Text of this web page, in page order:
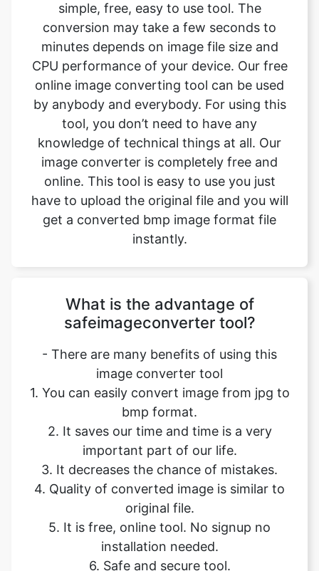
CPU performance of your device. Our free
online image converting tool can be used
by anybody and everybody. For using this
tool, you don’t need to have any
knowledge of technical things at all. Our
image converter is completely free and
online. This tool is easy to use you just
have to upload the original file and you will
get a converted bmp image format file
instantly.
What is the advantage of
image converter tool
1. You can easily convert image from jpg to
bmp format.
2. It saves our time and time is a very
important part of our life.
3. It decreases the chance of mistakes.
4. Quality of converted image is similar to
original file.
5. It is free, online tool. No signup no
installation needed.
6. Safe and secure tool.
7. It takes no time to give desired result.